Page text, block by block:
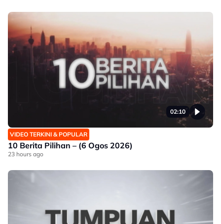
02:10
VIDEO TERKINI & POPULAR
10 Berita Pilihan – (6 Ogos 2026)
23 hours ago